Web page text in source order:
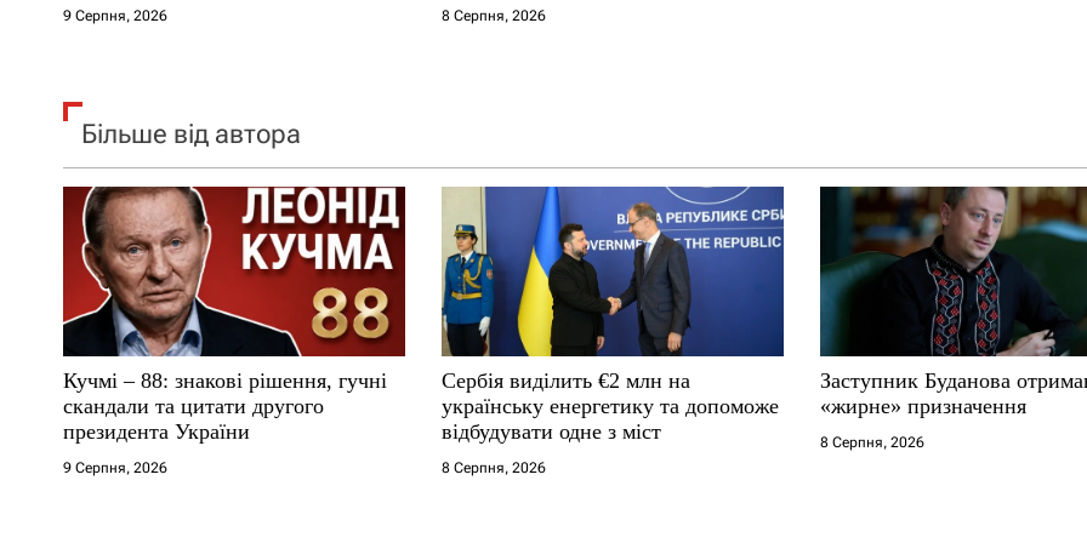
9 Серпня, 2026 8 Серпня, 2026
Більше від автора
Кучмі – 88: знакові рішення, гучні
скандали та цитати другого
президента України
9 Серпня, 2026
Сербія виділить €2 млн на
українську енергетику та допоможе
відбудувати одне з міст
8 Серпня, 2026
Заступник Буданова
«жирне» призначення
8 Серпня, 2026